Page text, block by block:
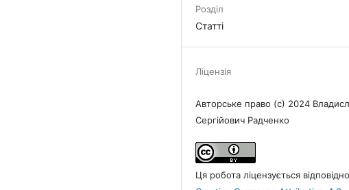
Розділ
Статті
Ліцензія
Авторське право (c) 2024
Сергійович Радченко
Ця робота ліцензується